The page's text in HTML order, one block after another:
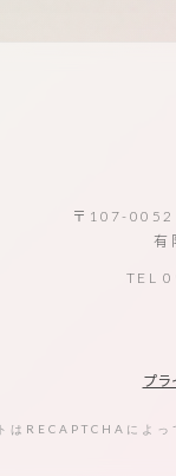
〒107-0052
有
TEL
プラ
によっ